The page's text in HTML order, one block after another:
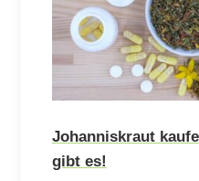
Johanniskraut
gibt es!